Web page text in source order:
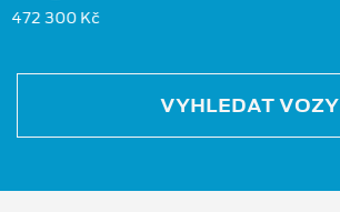
472 300 Kč
VYHLEDAT VOZY